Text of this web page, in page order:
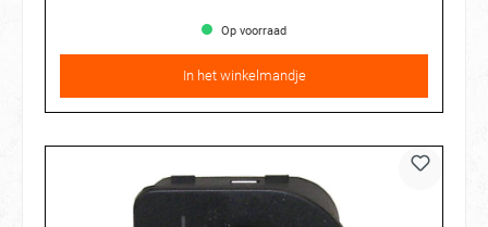
Op voorraad
In het winkelmandje